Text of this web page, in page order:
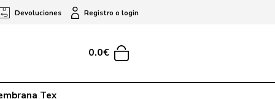
Devoluciones Registro o login
0.0€
Tex